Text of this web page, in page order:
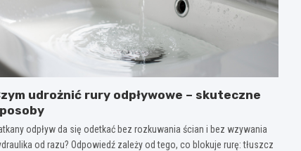
udrożnić rury odpływowe – skuteczne
odpływ da się odetkać bez rozkuwania ścian i bez wzywania
od razu? Odpowiedź zależy od tego, co blokuje rurę: tłuszcz